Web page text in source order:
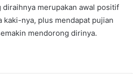
diraihnya merupakan awal positif
kaki-nya, plus mendapat pujian
mendorong dirinya.